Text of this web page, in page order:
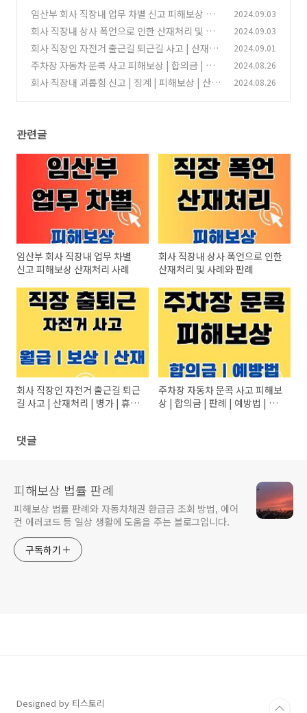
임산부 회사 직장내 업무 차별 신고 피해보상 산
재처리 사례
(10)
2024.09.03
회사 직장내 상사 폭언으로 인한 산재처리 및 사
례와 판례
(3)
2024.09.03
회사 직장인 자전거 출근길 퇴근길 사고 | 산재처
리 | 병가 | 휴가일수 | 사례 (2)
2024.09.01
주차장 자동차 문콕 사고 피해보상 | 합의금 | 판
례 | 예방법 | 대처법
(0)
2024.08.26
회사 직장내 괴롭힘 신고 | 징계 | 피해보상 | 산재
2024.08.26
관련글
임산부 회사 직장내 업무 차별
신고 피해보상 산재처리 사례
회사 직장내 상사 폭언으로 인한
산재처리 및 사례와 판례
회사 직장인 자전거 출근길 퇴근
길 사고 | 산재처리 | 병가 | 휴가
주차장 자동차 문콕 사고 피해보
상 | 합의금 | 판례 | 예방법 | 대
댓글
피해보상 법률 판례
피해보상 법률 판례와 자동차채권 환급금 조회 방법, 에어
컨 에러코드 등 일상 생활에 도움을 주는 블로그입니다.
구독하기
Designed by 티스토리